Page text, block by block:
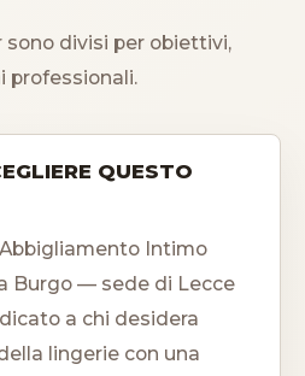
divisi per obiettivi,
professionali.
QUESTO
Intimo
Burgo — sede di Lecce
a chi desidera
lingerie con una